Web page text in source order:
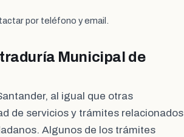
por teléfono y email.
Municipal de
al igual que otras
de servicios y trámites relacionados
Algunos de los trámites